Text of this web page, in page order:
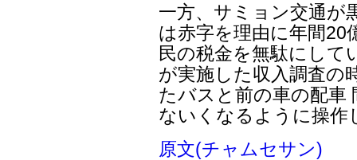
一方、サミョン交通が
は赤字を理由に年間20
民の税金を無駄にして
が実施した収入調査の
たバスと前の車の配車
ないくなるように操作
原文(チャムセサン)